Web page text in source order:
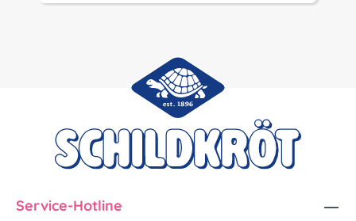
Service-Hotline